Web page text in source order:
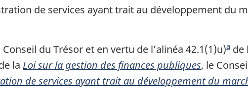
du
travail
du
travail
de services ayant trait au développement du
du Trésor et en vertu de l’alinéa 42.1(1)u)N
o
t
a de
la Loi sur la gestion des finances publiques, le
de services ayant trait au développement du